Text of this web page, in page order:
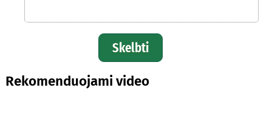
Skelbti
Rekomenduojami video